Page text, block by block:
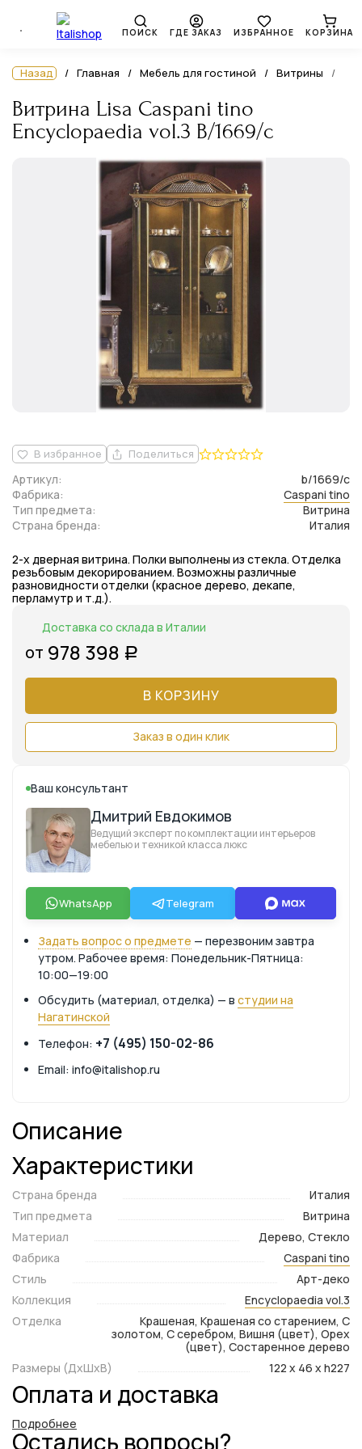
ПОИСК ГДЕ ЗАКАЗ ИЗБРАННОЕ КОРЗИНА
Назад Главная Мебель для гостиной Витрины
Витрина Lisa Caspani tino
Encyclopaedia vol.3 B/1669/c
В избранное Поделиться
Фабрика: Caspani tino
Артикул:
b/1669/c
Тип предмета:
Витрина
Страна бренда:
Италия
2-х дверная витрина. Полки выполнены из стекла. Отделка
резьбовым декорированием. Возможны различные
разновидности отделки (красное дерево, декапе,
перламутр и т.д.).
Доставка со склада в Италии
от 978 398 Р
В КОРЗИНУ
Заказ в один клик
Ваш консультант
Дмитрий Евдокимов
Ведущий эксперт по комплектации интерьеров
мебелью и техникой класса люкс
WhatsApp Telegram
Задать вопрос о предмете — перезвоним завтра
утром. Рабочее время: Понедельник-Пятница:
10:00—19:00
Обсудить (материал, отделка) — в студии на
Нагатинской
Телефон: +7 (495) 150-02-86
Email: info@italishop.ru
Описание
Характеристики
Страна бренда
Италия
Тип предмета
Витрина
Материал
Дерево, Стекло
Фабрика
Caspani tino
Стиль
Арт-деко
Коллекция
Encyclopaedia vol.3
Отделка
Крашеная, Крашеная со старением, С
золотом, С серебром, Вишня (цвет), Орех
(цвет), Состаренное дерево
Размеры (ДxШxВ)
122 x 46 x h227
Оплата и доставка
Подробнее
Остались вопросы?